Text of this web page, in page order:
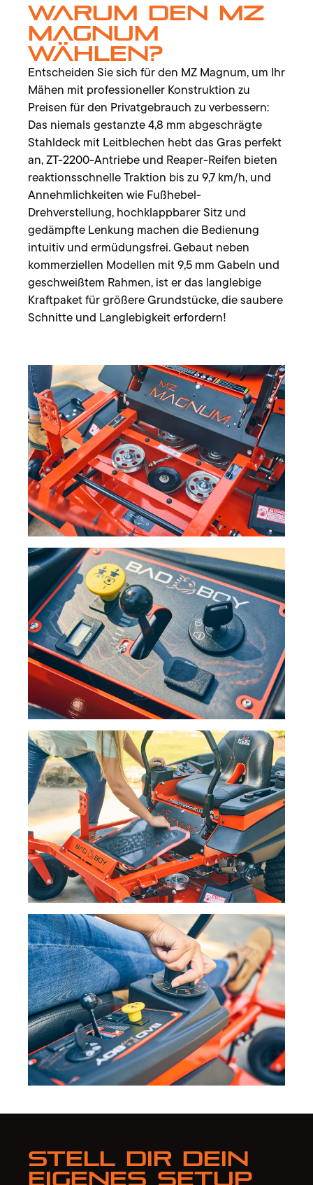
Warum den MZ
Magnum
wählen?
Entscheiden Sie sich für den MZ Magnum, um Ihr
Mähen mit professioneller Konstruktion zu
Preisen für den Privatgebrauch zu verbessern:
Das niemals gestanzte 4,8 mm abgeschrägte
Stahldeck mit Leitblechen hebt das Gras perfekt
an, ZT-2200-Antriebe und Reaper-Reifen bieten
reaktionsschnelle Traktion bis zu 9,7 km/h, und
Annehmlichkeiten wie Fußhebel-
Drehverstellung, hochklappbarer Sitz und
gedämpfte Lenkung machen die Bedienung
intuitiv und ermüdungsfrei. Gebaut neben
kommerziellen Modellen mit 9,5 mm Gabeln und
geschweißtem Rahmen, ist er das langlebige
Kraftpaket für größere Grundstücke, die saubere
Schnitte und Langlebigkeit erfordern!
Stell dir dein
eigenes Setup